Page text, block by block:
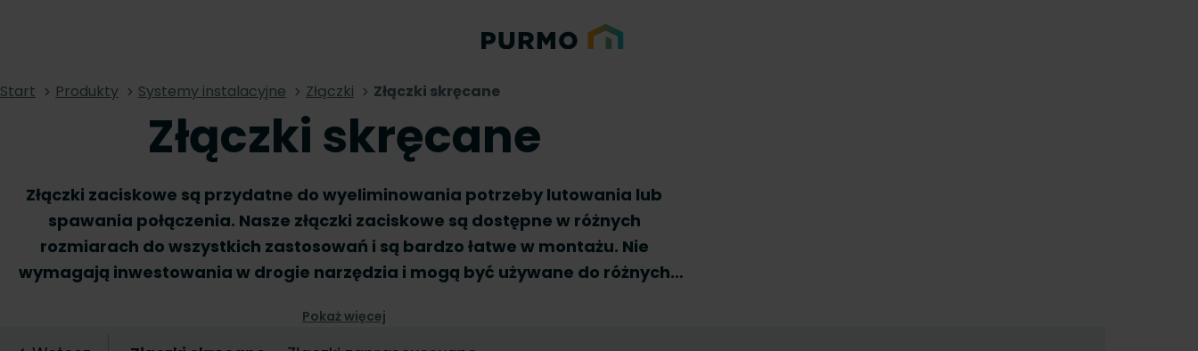
Start Produkty Systemy instalacyjne Złączki Złączki skręcane
Złączki skręcane
Złączki zaciskowe są przydatne do wyeliminowania potrzeby lutowania lub
spawania połączenia. Nasze złączki zaciskowe są dostępne w różnych
rozmiarach do wszystkich zastosowań i są bardzo łatwe w montażu. Nie
wymagają inwestowania w drogie narzędzia i mogą być używane do różnych
praktycznych złączek zaciskowych do ukończenia systemu(ów) wody pitnej.
Pokaż więcej